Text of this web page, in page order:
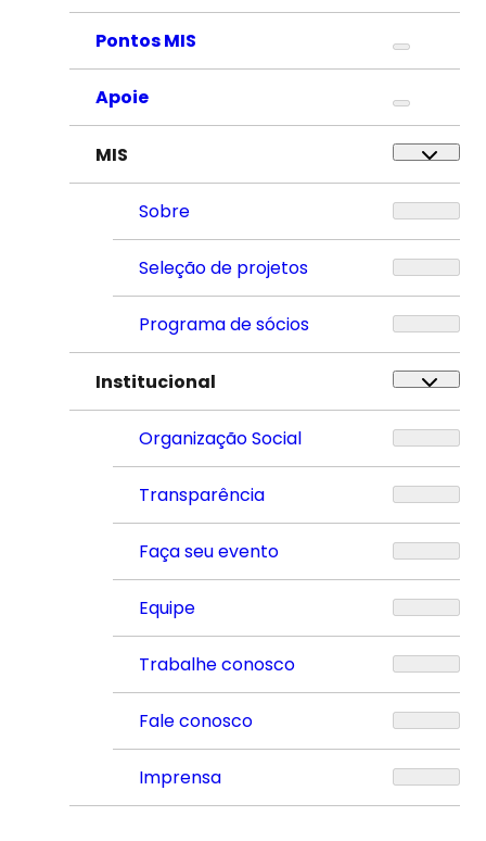
Pontos MIS
Apoie
MIS
Sobre
Seleção de projetos
Programa de sócios
Institucional
Organização Social
Transparência
Faça seu evento
Equipe
Trabalhe conosco
Fale conosco
Imprensa